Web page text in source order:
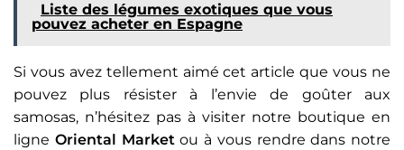
Liste des légumes exotiques que vous
pouvez acheter en Espagne
Si vous avez tellement aimé cet article que vous ne
pouvez plus résister à l’envie de goûter aux
samosas, n’hésitez pas à visiter notre boutique en
ligne Oriental Marketou à vous rendre dans notre